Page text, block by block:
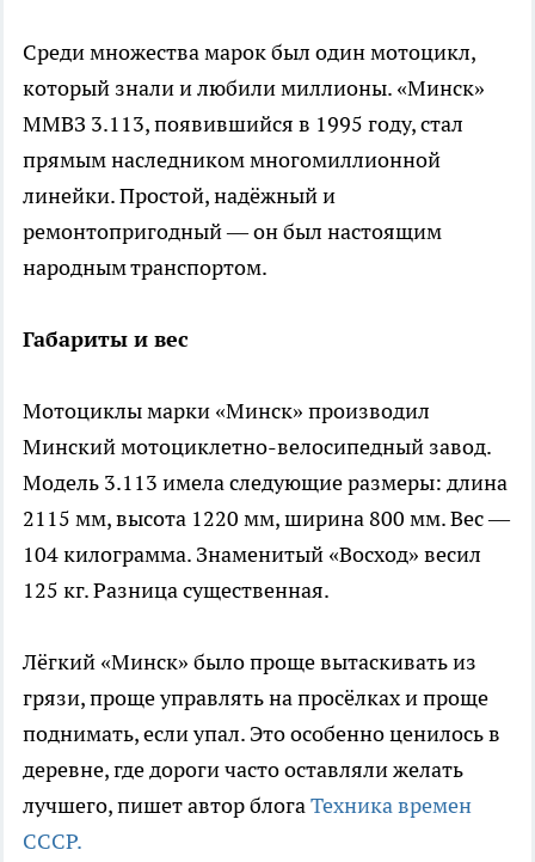
Среди множества марок был один мотоцикл,
который знали и любили миллионы. «Минск»
ММВЗ 3.113, появившийся в 1995 году, стал
прямым наследником многомиллионной
линейки. Простой, надёжный и
ремонтопригодный — он был настоящим
народным транспортом.
Габариты и вес
Мотоциклы марки «Минск» производил
Минский мотоциклетно-велосипедный завод.
Модель 3.113 имела следующие размеры: длина
2115 мм, высота 1220 мм, ширина 800 мм. Вес —
104 килограмма. Знаменитый «Восход» весил
125 кг. Разница существенная.
Лёгкий «Минск» было проще вытаскивать из
грязи, проще управлять на просёлках и проще
поднимать, если упал. Это особенно ценилось в
деревне, где дороги часто оставляли желать
лучшего, пишет автор блогаТехника времен
СССР.